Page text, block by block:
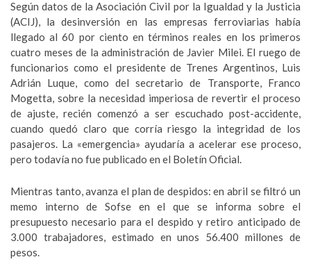
Según datos de la Asociación Civil por la Igualdad y la Justicia
(ACIJ), la desinversión en las empresas ferroviarias había
llegado al 60 por ciento en términos reales en los primeros
cuatro meses de la administración de Javier Milei. El ruego de
funcionarios como el presidente de Trenes Argentinos, Luis
Adrián Luque, como del secretario de Transporte, Franco
Mogetta, sobre la necesidad imperiosa de revertir el proceso
de ajuste, recién comenzó a ser escuchado post-accidente,
cuando quedó claro que corría riesgo la integridad de los
pasajeros. La «emergencia» ayudaría a acelerar ese proceso,
pero todavía no fue publicado en el Boletín Oficial.
Mientras tanto, avanza el plan de despidos: en abril se filtró un
memo interno de Sofse en el que se informa sobre el
presupuesto necesario para el despido y retiro anticipado de
3.000 trabajadores, estimado en unos 56.400 millones de
pesos.